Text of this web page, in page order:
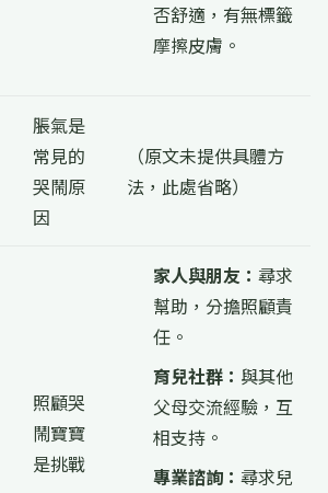
否舒適，有無標籤
摩擦皮膚。
脹氣是
常見的
哭鬧原
因
（原文未提供具體方
法，此處省略）
照顧哭
鬧寶寶
是挑戰
家人與朋友： 尋求
幫助，分擔照顧責
任。
育兒社群： 與其他
父母交流經驗，互
相支持。
專業諮詢： 尋求兒